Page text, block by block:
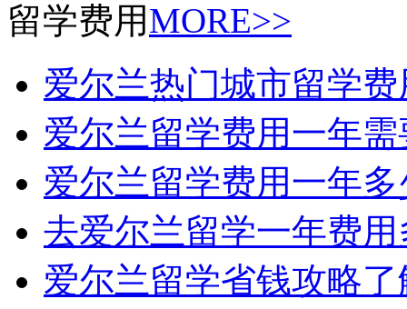
留学费用MORE>>
爱尔兰热门城市留学
爱尔兰留学费用一年需
爱尔兰留学费用一年多
去爱尔兰留学一年费用
爱尔兰留学省钱攻略